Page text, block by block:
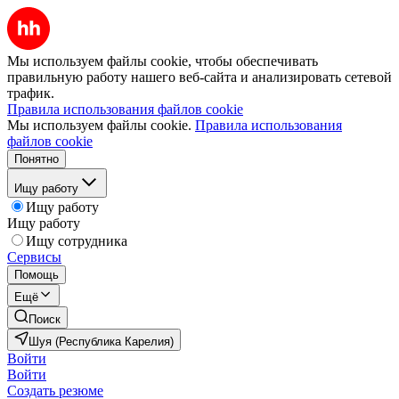
Мы используем файлы cookie, чтобы обеспечивать
правильную работу нашего веб-сайта и анализировать сетевой
трафик.
Правила использования файлов cookie
Мы используем файлы cookie. Правила использования
файлов cookie
Понятно
Ищу работу
Ищу работу
Ищу работу
Ищу сотрудника
Сервисы
Помощь
Ещё
Поиск
Шуя (Республика Карелия)
Войти
Войти
Создать резюме